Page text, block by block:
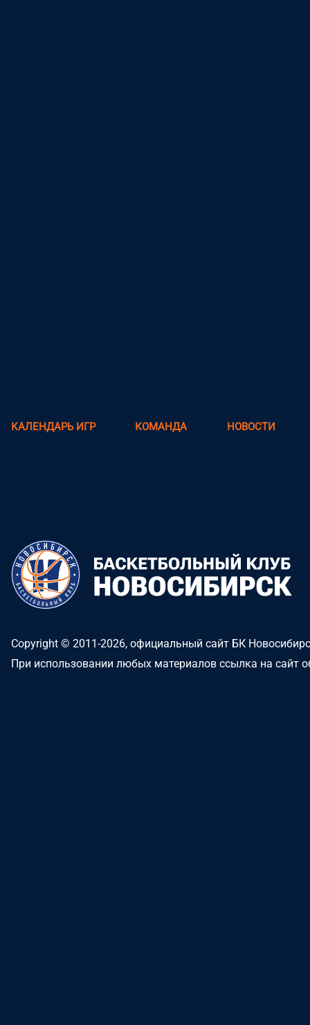
КАЛЕНДАРЬ ИГР КОМАНДА НОВОСТИ
Copyright © 2011-2026, официальный сайт БК
При использовании любых материалов ссылка на сайт